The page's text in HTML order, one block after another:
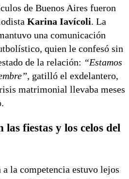
de Buenos Aires fueron
Karina Iavícoli. La
una comunicación
quien le confesó sin
de la relación: “Estamos
, gatilló el exdelantero,
matrimonial llevaba meses
las fiestas y los celos del
la competencia estuvo lejos